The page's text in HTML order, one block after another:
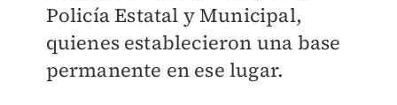
Policía Estatal y Municipal,
quienes establecieron una base
permanente en ese lugar.